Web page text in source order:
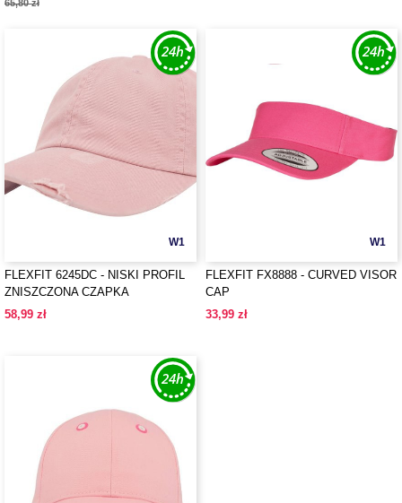
65,80 zł
W1
FLEXFIT 6245DC - NISKI PROFIL
ZNISZCZONA CZAPKA
58,99 zł
W1
FLEXFIT FX8888 - CURVED VISOR
CAP
33,99 zł